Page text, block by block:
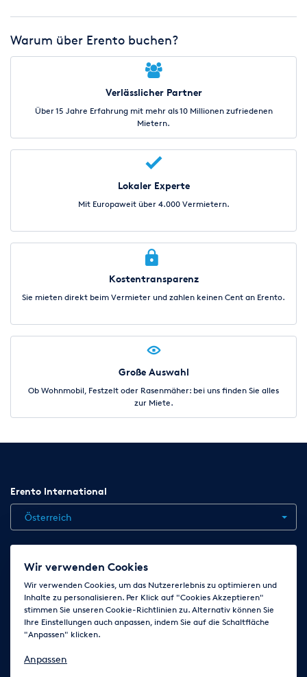
Warum über Erento buchen?
Verlässlicher Partner
Über 15 Jahre Erfahrung mit mehr als 10 Millionen zufriedenen
Mietern.
Lokaler Experte
Mit Europaweit über 4.000 Vermietern.
Kostentransparenz
Sie mieten direkt beim Vermieter und zahlen keinen Cent an Erento.
Große Auswahl
Ob Wohnmobil, Festzelt oder Rasenmäher: bei uns finden Sie alles
zur Miete.
Erento International
Österreich
Jobs Kontakt News
AGB
Impressum Cookie-Einstellungen ändern
Folge uns auf
Wir verwenden Cookies
Wir verwenden Cookies, um das Nutzererlebnis zu optimieren und
Inhalte zu personalisieren. Per Klick auf "Cookies Akzeptieren"
stimmen Sie unseren Cookie-Richtlinien zu. Alternativ können Sie
Ihre Einstellungen auch anpassen, indem Sie auf die Schaltfläche
"Anpassen" klicken.
Anpassen